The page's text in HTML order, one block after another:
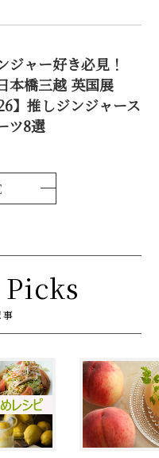
ジャー好き必見！
本橋三越 英国展
】推しジンジャース
ツ8選